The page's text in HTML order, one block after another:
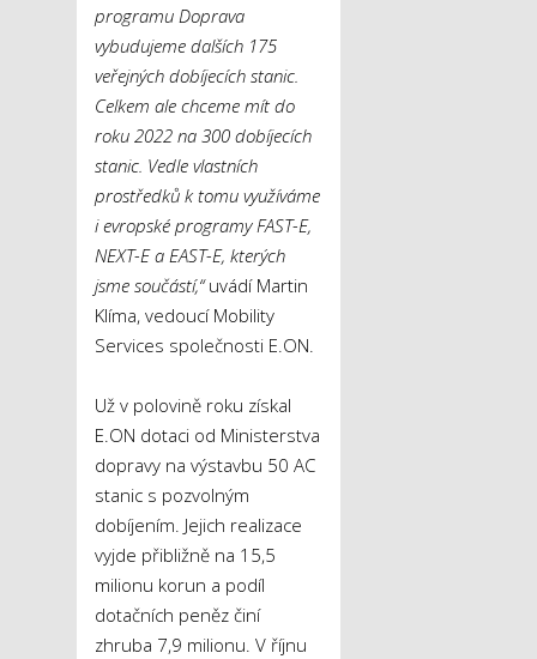
programu Doprava
vybudujeme dalších 175
veřejných dobíjecích stanic.
Celkem ale chceme mít do
roku 2022 na 300 dobíjecích
stanic. Vedle vlastních
prostředků k tomu využíváme
i evropské programy FAST-E,
NEXT-E a EAST-E, kterých
jsme součástí,“uvádí Martin
Klíma, vedoucí Mobility
Services společnosti E.ON.
Už v polovině roku získal
E.ON dotaci od Ministerstva
dopravy na výstavbu 50 AC
stanic s pozvolným
dobíjením. Jejich realizace
vyjde přibližně na 15,5
milionu korun a podíl
dotačních peněz činí
zhruba 7,9 milionu. V říjnu